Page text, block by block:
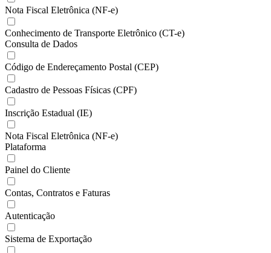
Nota Fiscal Eletrônica (NF-e)
Conhecimento de Transporte Eletrônico (CT-e)
Consulta de Dados
Código de Endereçamento Postal (CEP)
Cadastro de Pessoas Físicas (CPF)
Inscrição Estadual (IE)
Nota Fiscal Eletrônica (NF-e)
Plataforma
Painel do Cliente
Contas, Contratos e Faturas
Autenticação
Sistema de Exportação